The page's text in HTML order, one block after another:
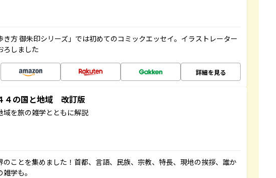
き方 御朱印シリーズ」では初めてのコミックエッセイ。イラストレーター
ろしました
詳細を見る
４の国と地域 改訂版
域を旅の雑学とともに解説
のことを集めました！首都、言語、民族、宗教、特長、現地の挨拶、誰か
学も。